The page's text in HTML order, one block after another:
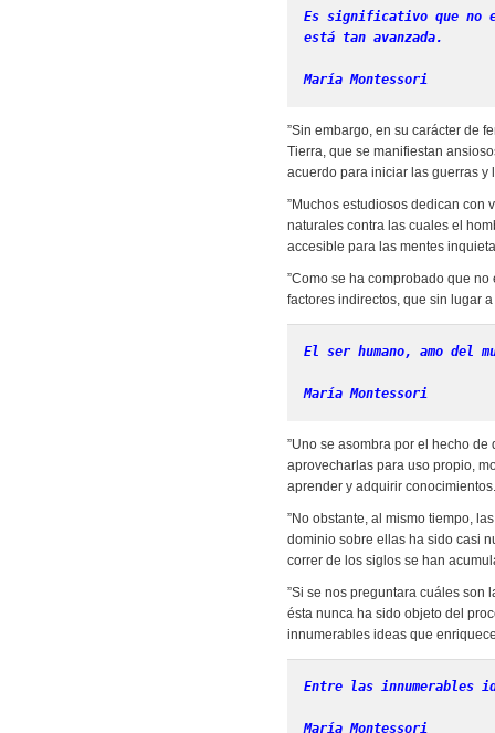
Es significativo que no
está tan avanzada.
María Montessori
”Sin embargo, en su carácter de
Tierra, que se manifiestan
acuerdo para iniciar las guerras
”Muchos estudiosos dedican con
naturales contra las cuales el
accesible para las mentes
”Como se ha comprobado que
factores indirectos, que sin lugar
El ser humano, amo del
María Montessori
”Uno se asombra por el hecho
aprovecharlas para uso propio,
aprender y adquirir conocimientos.
”No obstante, al mismo tiempo,
dominio sobre ellas ha sido casi
correr de los siglos se han
”Si se nos preguntara cuáles son
ésta nunca ha sido objeto del
innumerables ideas que
Entre las innumerables
María Montessori